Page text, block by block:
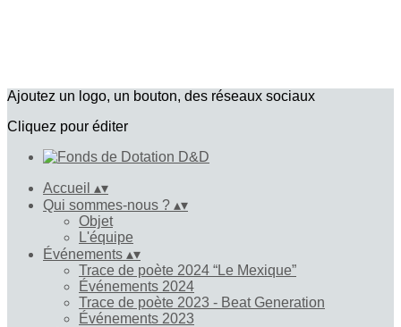
Ajoutez un logo, un bouton, des réseaux sociaux
Cliquez pour éditer
Accueil ▴▾
Qui sommes-nous ? ▴▾
Objet
L'équipe
Événements ▴▾
Trace de poète 2024 “Le Mexique”
Événements 2024
Trace de poète 2023 - Beat Generation
Événements 2023